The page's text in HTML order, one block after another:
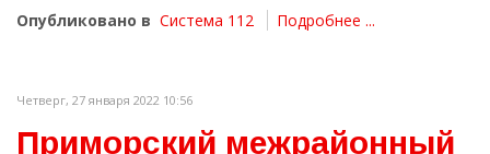
Опубликовано в Система 112 Подробнее ...
Четверг, 27 января 2022 10:56
Приморский межрайонный